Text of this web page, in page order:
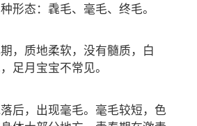
态：毳毛、毫毛、终毛。
质地柔软，没有髓质，白
足月宝宝不常见。
，出现毫毛。毫毛较短，色